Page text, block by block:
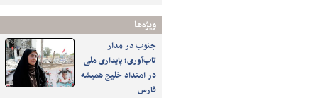
ویژه‌ها
جنوب در مدار
تاب‌آوری؛ پایداری ملی
در امتداد خلیج همیشه
فارس